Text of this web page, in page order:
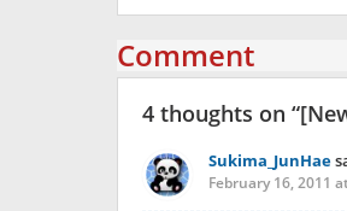
Comment
4 thoughts on “
Sukima_JunHae
February 16, 2011